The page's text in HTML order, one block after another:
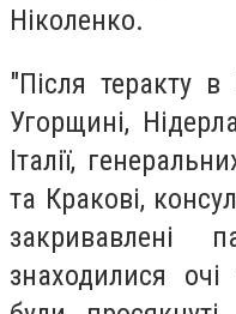
Ніколенко.
"Після теракту в
Угорщині,
Італії,
та Кракові,
закривавлені
знаходилися